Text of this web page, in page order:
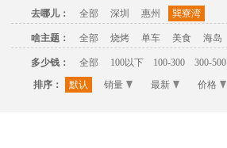
去哪儿：
全部 深圳 惠州 巽寮湾
啥主题： 全部 烧烤 单车 美食 海岛
多少钱： 全部 100以下 100-300 300-500
排序：
默认 销量 最新 价格